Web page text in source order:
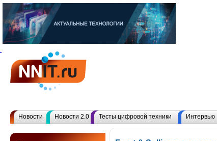
Новости Новости 2.0 Тесты цифровой техники Интервью